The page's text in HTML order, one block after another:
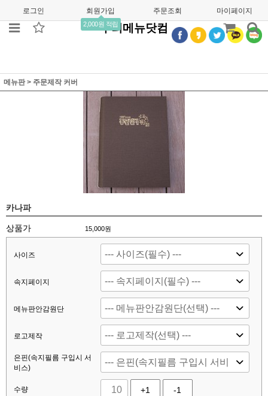
로그인 회원가입
2,000원 적립
주문조회 마이페이지
우리메뉴닷컴
메뉴판 > 주문제작 커버
카나파
상품가 15,000원
사이즈
속지페이지
메뉴판안감원단
로고제작
은핀(속지필름 구입시 서
비스)
수량 +1 -1